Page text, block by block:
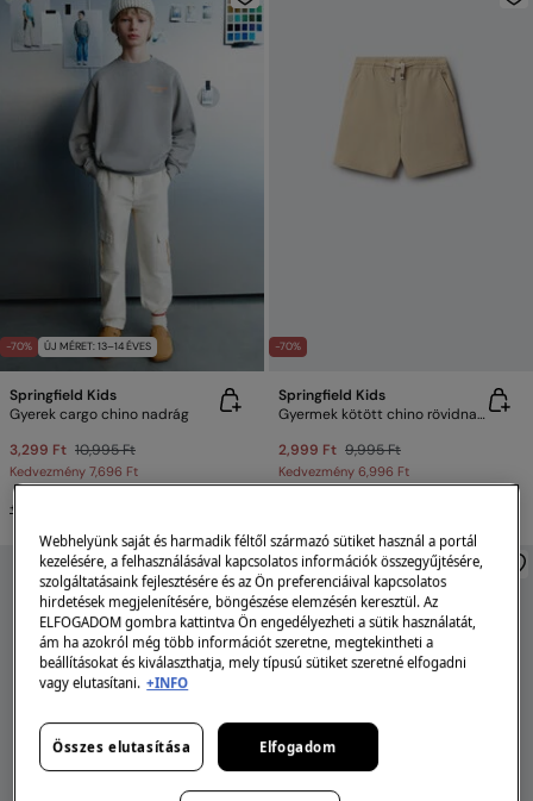
-70% ÚJ MÉRET: 13–14 ÉVES
Springfield Kids
Gyerek cargo chino nadrág
3,299 Ft 10,995 Ft
Kedvezmény 7,696 Ft
+3 Színek
-70%
Springfield Kids
Gyermek kötött chino rövidnadrág
2,999 Ft 9,995 Ft
Kedvezmény 6,996 Ft
Webhelyünk saját és harmadik féltől származó sütiket használ a portál
kezelésére, a felhasználásával kapcsolatos információk összegyűjtésére,
szolgáltatásaink fejlesztésére és az Ön preferenciáival kapcsolatos
hirdetések megjelenítésére, böngészése elemzésén keresztül. Az
ELFOGADOM gombra kattintva Ön engedélyezheti a sütik használatát,
ám ha azokról még több információt szeretne, megtekintheti a
beállításokat és kiválaszthatja, mely típusú sütiket szeretné elfogadni
vagy elutasítani. +INFO
Összes elutasítása Elfogadom